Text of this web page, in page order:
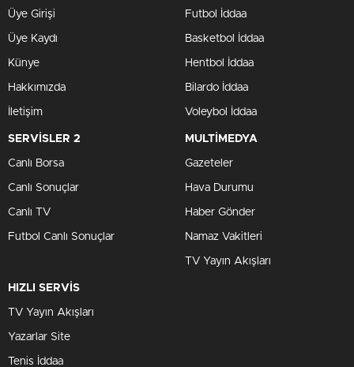
Üye Girişi
Üye Kaydı
Künye
Hakkımızda
İletişim
Futbol İddaa
Basketbol İddaa
Hentbol İddaa
Bilardo İddaa
Voleybol İddaa
SERVİSLER 2
Canlı Borsa
Canlı Sonuçlar
Canlı TV
Futbol Canlı Sonuçlar
MULTİMEDYA
Gazeteler
Hava Durumu
Haber Gönder
Namaz Vakitleri
TV Yayın Akışları
HIZLI SERVİS
TV Yayın Akışları
Yazarlar Site
Tenis İddaa